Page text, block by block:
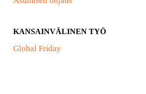
KANSAINVÄLINEN TYÖ
Global Friday